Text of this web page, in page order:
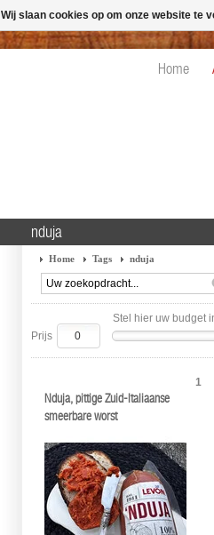
Home
nduja
Home Tags nduja
Stel hier uw budget
Prijs
Nduja, pittige Zuid-Italiaanse
smeerbare worst
1
Wij slaan cookies op om onze website te